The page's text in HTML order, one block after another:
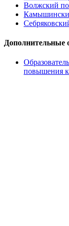
Волжский
Дополнительные
повышения